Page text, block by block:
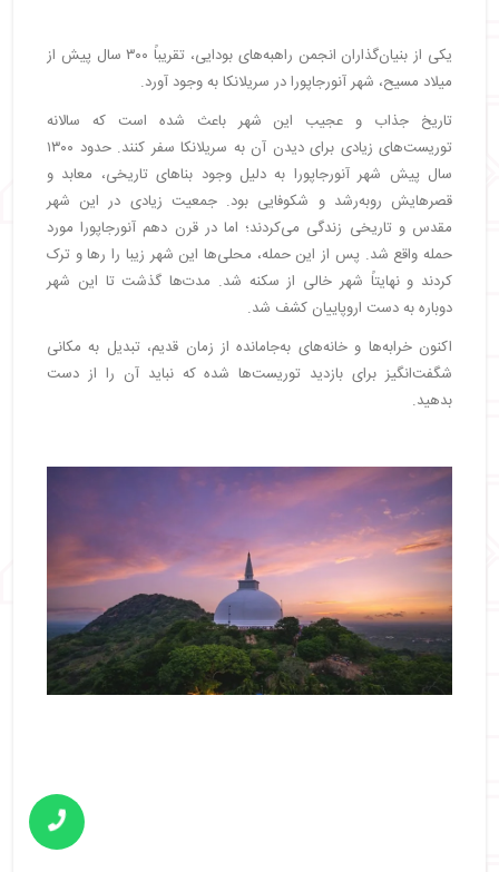
یکی از بنیان‌گذاران انجمن راهبه‌های بودایی، تقریباً ۳۰۰ سال پیش از
میلاد مسیح، شهر آنورجاپورا در سریلانکا به وجود آورد.
تاریخ جذاب و عجیب این شهر باعث شده است که سالانه
توریست‌های زیادی برای دیدن آن به سریلانکا سفر کنند. حدود ۱۳۰۰
سال پیش شهر آنورجاپورا به دلیل وجود بناهای تاریخی، معابد و
قصرهایش روبه‌رشد و شکوفایی بود. جمعیت زیادی در این شهر
مقدس و تاریخی زندگی می‌کردند؛ اما در قرن دهم آنورجاپورا مورد
حمله واقع شد. پس از این حمله، محلی‌ها این شهر زیبا را رها و ترک
کردند و نهایتاً شهر خالی از سکنه شد. مدت‌ها گذشت تا این شهر
دوباره به دست اروپاییان کشف شد.
اکنون خرابه‌ها و خانه‌های به‌جامانده از زمان قدیم، تبدیل به مکانی
شگفت‌انگیز برای بازدید توریست‌ها شده که نباید آن را از دست
بدهید.